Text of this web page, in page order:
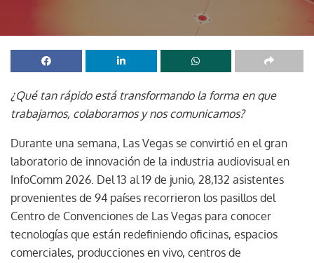
¿Qué tan rápido está transformando la forma en que
trabajamos, colaboramos y nos comunicamos?
Durante una semana, Las Vegas se convirtió en el gran
laboratorio de innovación de la industria audiovisual en
InfoComm 2026. Del 13 al 19 de junio, 28,132 asistentes
provenientes de 94 países recorrieron los pasillos del
Centro de Convenciones de Las Vegas para conocer
tecnologías que están redefiniendo oficinas, espacios
comerciales, producciones en vivo, centros de